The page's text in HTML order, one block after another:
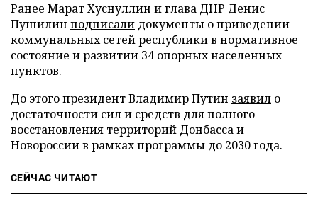
Ранее Марат Хуснуллин и глава ДНР Денис
Пушилин подписали документы о приведении
коммунальных сетей республики в нормативное
состояние и развитии 34 опорных населенных
пунктов.
До этого президент Владимир Путин заявил о
достаточности сил и средств для полного
восстановления территорий Донбасса и
Новороссии в рамках программы до 2030 года.
СЕЙЧАС ЧИТАЮТ